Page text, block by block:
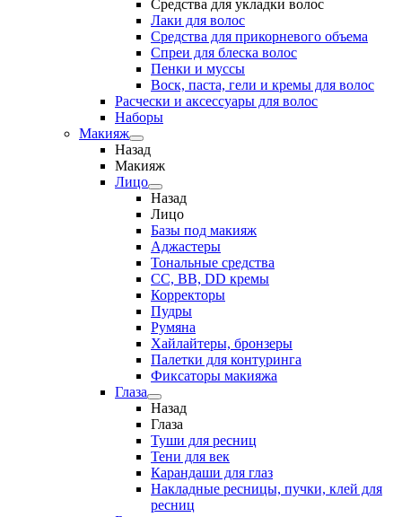
Средства для укладки волос
Лаки для волос
Средства для прикорневого объема
Спреи для блеска волос
Пенки и муссы
Воск, паста, гели и кремы для волос
Расчески и аксессуары для волос
Наборы
Макияж
Назад
Макияж
Лицо
Назад
Лицо
Базы под макияж
Аджастеры
Тональные средства
CC, BB, DD кремы
Корректоры
Пудры
Румяна
Хайлайтеры, бронзеры
Палетки для контуринга
Фиксаторы макияжа
Глаза
Назад
Глаза
Туши для ресниц
Тени для век
Карандаши для глаз
Накладные ресницы, пучки, клей для
ресниц